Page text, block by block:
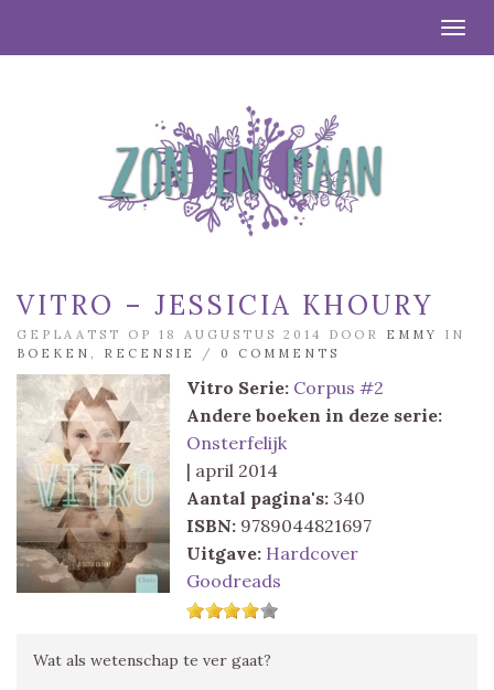
VITRO – JESSICIA KHOURY
GEPLAATST OP 18 AUGUSTUS 2014 DOOR EMMY
IN
BOEKEN
RECENSIE / 0 COMMENTS
Vitro Serie: Corpus #2
Andere boeken in deze serie:
Onsterfelijk
| april 2014
Aantal pagina's: 340
ISBN: 9789044821697
Uitgave: Hardcover
Goodreads
Wat als wetenschap te ver gaat?